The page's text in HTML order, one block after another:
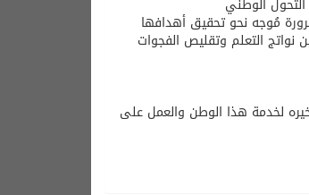
الوطني
مُوجه نحو تحقيق أهدافها
التعلم وتقليص الفجوات
لخدمة هذا الوطن والعمل على